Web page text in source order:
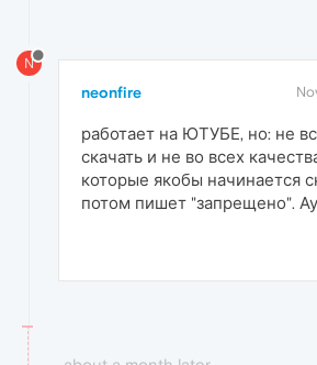
N
neonfire
работает на ЮТУБЕ, но: не
скачать и не во всех
которые якобы начинается
потом пишет "запрещено".